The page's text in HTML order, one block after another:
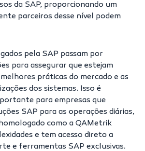
da SAP, proporcionando um
parceiros desse nível podem
pela SAP passam por
para assegurar que estejam
práticas do mercado e as
dos sistemas. Isso é
para empresas que
SAP para as operações diárias,
como a QAMetrik
e tem acesso direto a
e ferramentas SAP exclusivas.